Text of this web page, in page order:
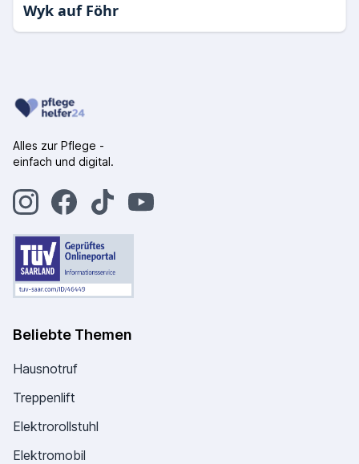
Wyk auf Föhr
Alles zur Pflege -
einfach und digital.
Beliebte Themen
Hausnotruf
Treppenlift
Elektrorollstuhl
Elektromobil